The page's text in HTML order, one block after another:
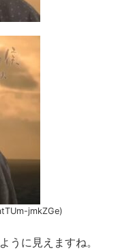
jmkZGe)
うに見えますね。